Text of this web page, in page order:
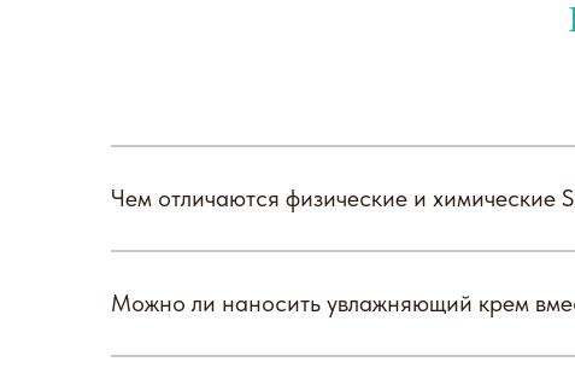
Чем отличаются физические и химические
Можно ли наносить увлажняющий крем